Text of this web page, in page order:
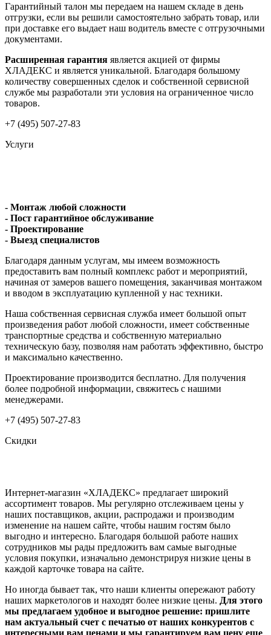
Гарантийный талон мы передаем на нашем складе в день
отгрузки, если вы решили самостоятельно забрать товар, или
при доставке его выдает наш водитель вместе с отгрузочными
документами.
Расширенная гарантия является акцией от фирмы
ХЛАДЕКС и является уникальной. Благодаря большому
количеству совершенных сделок и собственной сервисной
службе мы разработали эти условия на ограниченное число
товаров.
+7 (495) 507-27-83
Услуги
- Монтаж любой сложности
- Пост гарантийное обслуживание
- Проектирование
- Выезд специалистов
Благодаря данным услугам, мы имеем возможность
предоставить вам полный комплекс работ и мероприятий,
начиная от замеров вашего помещения, заканчивая монтажом
и вводом в эксплуатацию купленной у нас техники.
Наша собственная сервисная служба имеет большой опыт
произведения работ любой сложности, имеет собственные
транспортные средства и собственную материально
техническую базу, позволяя нам работать эффективно, быстро
и максимально качественно.
Проектирование производится бесплатно. Для получения
более подробной информации, свяжитесь с нашими
менеджерами.
+7 (495) 507-27-83
Скидки
Интернет-магазин «ХЛАДЕКС» предлагает широкий
ассортимент товаров. Мы регулярно отслеживаем цены у
наших поставщиков, акции, распродажи и производим
изменение на нашем сайте, чтобы нашим гостям было
выгодно и интересно. Благодаря большой работе наших
сотрудников мы рады предложить вам самые выгодные
условия покупки, изначально демонстрируя низкие цены в
каждой карточке товара на сайте.
Но иногда бывает так, что наши клиенты опережают работу
наших маркетологов и находят более низкие цены. Для этого
мы предлагаем удобное и выгодное решение: пришлите
нам актуальный счет с печатью от наших конкурентов с
интересными вам ценами и мы гарантируем вам цену еще